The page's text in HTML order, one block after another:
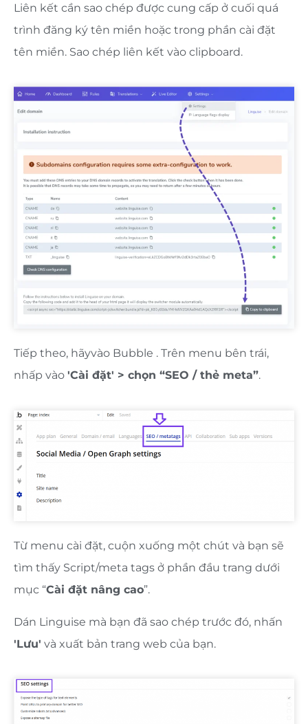
Liên kết cần sao chép được cung cấp ở cuối quá
trình đăng ký tên miền hoặc trong phần cài đặt
tên miền. Sao chép liên kết vào clipboard.
Tiếp theo, hãyvào Bubble . Trên menu bên trái,
nhấp vào 'Cài đặt' > chọn “SEO / thẻ meta”.
Từ menu cài đặt, cuộn xuống một chút và bạn sẽ
tìm thấy Script/meta tags ở phần đầu trang dưới
mục “Cài đặt nâng cao”.
Dán Linguise mà bạn đã sao chép trước đó, nhấn
'Lưu' và xuất bản trang web của bạn.